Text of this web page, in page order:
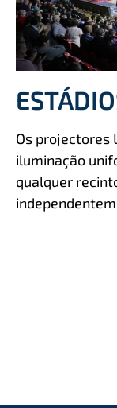
Os projectores
iluminação
qualquer